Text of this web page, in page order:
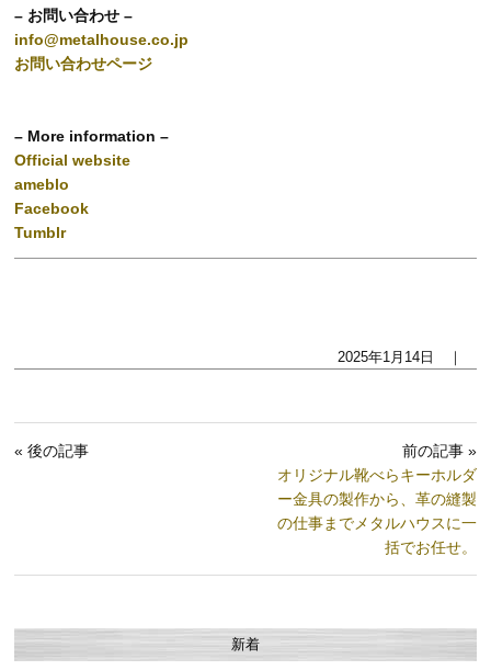
– お問い合わせ –
info@metalhouse.co.jp
お問い合わせページ
– More information –
Official website
ameblo
Facebook
Tumblr
2025年1月14日 ｜
« 後の記事
前の記事 »
オリジナル靴べらキーホルダ
ー金具の製作から、革の縫製
の仕事までメタルハウスに一
括でお任せ。
新着